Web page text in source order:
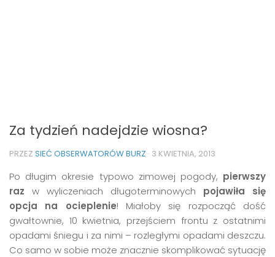
Za tydzień nadejdzie wiosna?
PRZEZ SIEĆ OBSERWATORÓW BURZ · 3 KWIETNIA, 2013
Po długim okresie typowo zimowej pogody, pierwszy
raz w wyliczeniach długoterminowych pojawiła się
opcja na ocieplenie! Miałoby się rozpocząć dość
gwałtownie, 10 kwietnia, przejściem frontu z ostatnimi
opadami śniegu i za nimi – rozległymi opadami deszczu.
Co samo w sobie może znacznie skomplikować sytuację